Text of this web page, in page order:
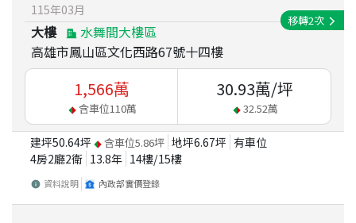
115年03月
大樓
水舞間大樓區
高雄市鳳山區文化西路67號十四樓
移轉2次
1,566萬
含車位110萬
30.93萬/坪
32.52萬
建坪50.64坪 含車位5.86坪 地坪6.67坪 有車位
4房2廳2衛 13.8年 14樓/15樓
資料說明 內政部實價登錄